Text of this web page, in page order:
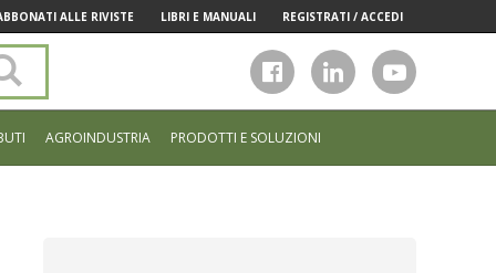
ALLE RIVISTE LIBRI E MANUALI REGISTRATI / ACCEDI
sito
AGROINDUSTRIA PRODOTTI E SOLUZIONI